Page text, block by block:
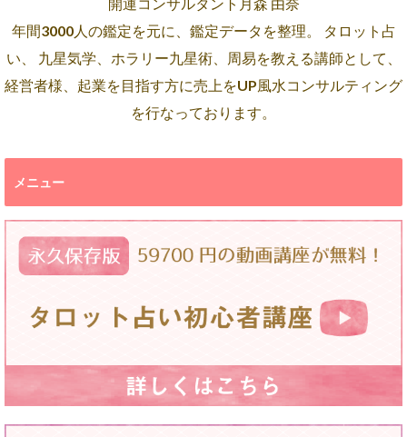
年間3000人の鑑定を元に、鑑定データを整理。 タロット占
い、 九星気学、ホラリー九星術、周易を教える講師として、
経営者様、起業を目指す方に売上をUP風水コンサルティング
を行なっております。
メニュー